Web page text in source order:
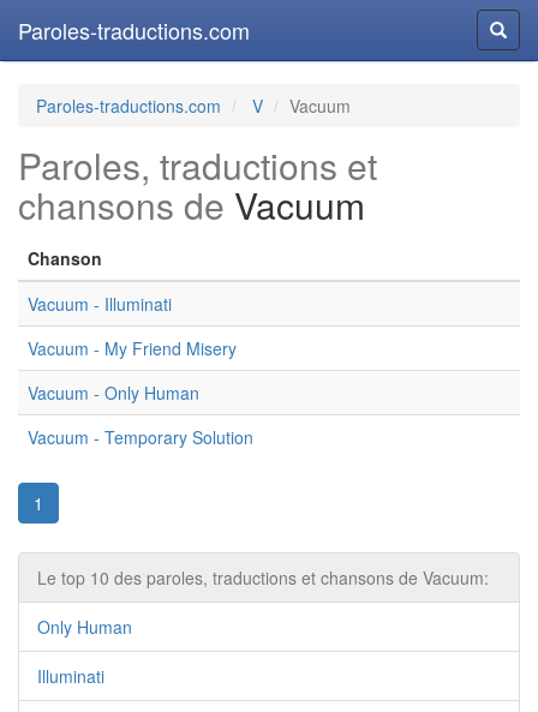
Paroles-traductions.com
Paroles-traductions.com V Vacuum
Paroles, traductions et
chansons de Vacuum
Chanson
Vacuum - Illuminati
Vacuum - My Friend Misery
Vacuum - Only Human
Vacuum - Temporary Solution
1
Le top 10 des paroles, traductions et chansons de Vacuum:
Only Human
Illuminati